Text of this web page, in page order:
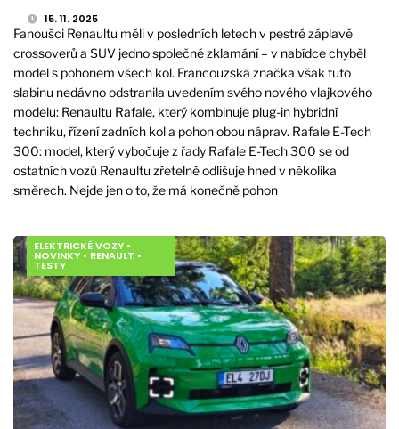
15. 11. 2025
Fanoušci Renaultu měli v posledních letech v pestré záplavě
crossoverů a SUV jedno společné zklamání – v nabídce chyběl
model s pohonem všech kol. Francouzská značka však tuto
slabinu nedávno odstranila uvedením svého nového vlajkového
modelu: Renaultu Rafale, který kombinuje plug-in hybridní
techniku, řízení zadních kol a pohon obou náprav. Rafale E-Tech
300: model, který vybočuje z řady Rafale E-Tech 300 se od
ostatních vozů Renaultu zřetelně odlišuje hned v několika
směrech. Nejde jen o to, že má konečně pohon
ELEKTRICKÉ VOZY •
NOVINKY • RENAULT •
TESTY